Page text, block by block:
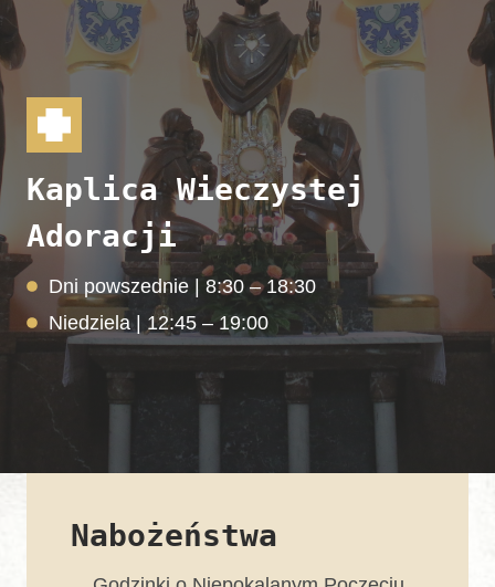
Kaplica Wieczystej
Adoracji
Dni powszednie | 8:30 – 18:30
Niedziela | 12:45 – 19:00
Nabożeństwa